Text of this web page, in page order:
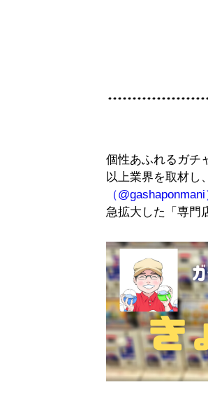
個性あふれるガチ
以上業界を取材し
（@gashaponmani
急拡大した「専門